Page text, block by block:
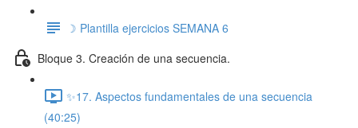
☽ Plantilla ejercicios SEMANA 6
Bloque 3. Creación de una secuencia.
✨17. Aspectos fundamentales de una secuencia
(40:25)